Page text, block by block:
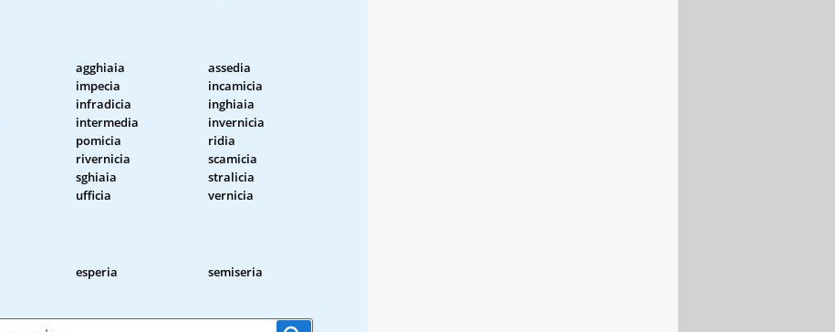
agghiaia
assedia
impecia
incamicia
infradicia
inghiaia
intermedia
invernicia
pomicia
ridia
rivernicia
scamicia
sghiaia
stralicia
ufficia vernicia
esperia
semiseria